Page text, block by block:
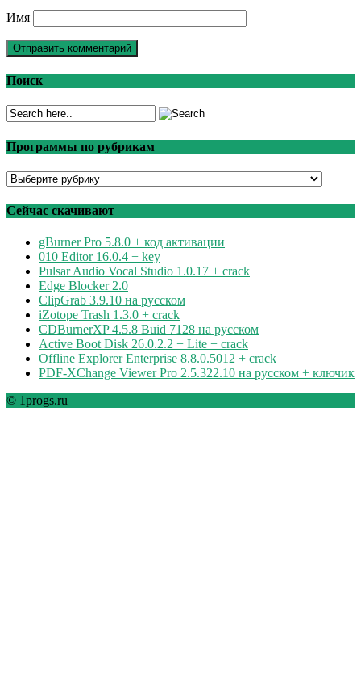
Имя
Поиск
Программы по рубрикам
Программы
рубрикам
Сейчас скачивают
gBurner Pro 5.8.0 + код активации
010 Editor 16.0.4 + key
Pulsar Audio Vocal Studio 1.0.17 + crack
Edge Blocker 2.0
ClipGrab 3.9.10 на русском
iZotope Trash 1.3.0 + crack
CDBurnerXP 4.5.8 Buid 7128 на русском
Active Boot Disk 26.0.2.2 + Lite + crack
Offline Explorer Enterprise 8.8.0.5012 + crack
PDF-XChange Viewer Pro 2.5.322.10 на русском + ключик
© 1progs.ru